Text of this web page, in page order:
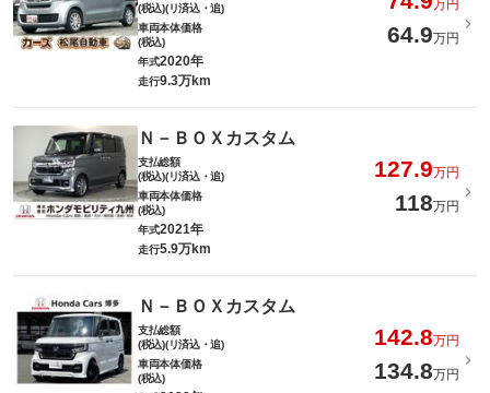
(税込)(リ済込・追)
万円
車両本体価格
(税込)
64.9万円
年式2020年
走行9.3万km
Ｎ－ＢＯＸカスタム
支払総額
(税込)(リ済込・追)
127.9万円
車両本体価格
(税込)
118万円
年式2021年
走行5.9万km
Ｎ－ＢＯＸカスタム
支払総額
(税込)(リ済込・追)
142.8万円
車両本体価格
(税込)
134.8万円